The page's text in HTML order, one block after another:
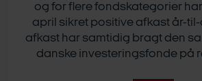
og for flere fondskategorier
april sikret positive afkast år-
afkast har samtidig bragt den
danske investeringsfonde på